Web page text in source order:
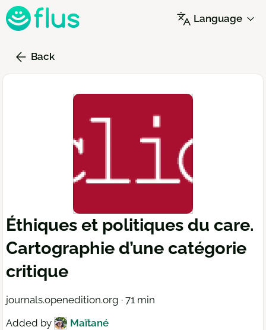
Skip
to
content
Language
Back
Éthiques et politiques du care.
Cartographie d’une catégorie
critique
journals.openedition.org · 71 min
Added by
Maïtané